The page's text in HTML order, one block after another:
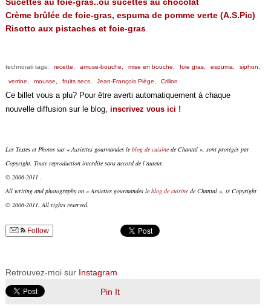
Crème brûlée de foie-gras, espuma de pomme verte (A.S.Pic)
Risotto aux pistaches et foie-gras
technorati tags: recette, amuse-bouche, mise en bouche, foie gras, espuma, siphon,
verrine, mousse, fruits secs, Jean-François Piège, Crillon
Ce billet vous a plu? Pour être averti automatiquement à chaque
nouvelle diffusion sur le blog, inscrivez vous ici !
Les Textes et Photos sur « Assiettes gourmandes le blog de cuisinede Chantal », sont protégés par
Copyright. Toute reproduction interdite sans accord de l’auteur.
© 2006-2011 .
All writing and photography on « Assiettes gourmandes le blog de cuisinede Chantal », is Copyright
© 2006-2011. All rights reserved.
Follow
Retrouvez-moi sur Instagram
Pin It